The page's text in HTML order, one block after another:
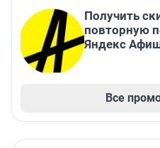
Получить
повторную
Яндекс
Все